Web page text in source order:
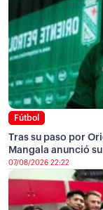
Fútbol
Tras su paso por
Mangala anunció
07/08/2026 22:22